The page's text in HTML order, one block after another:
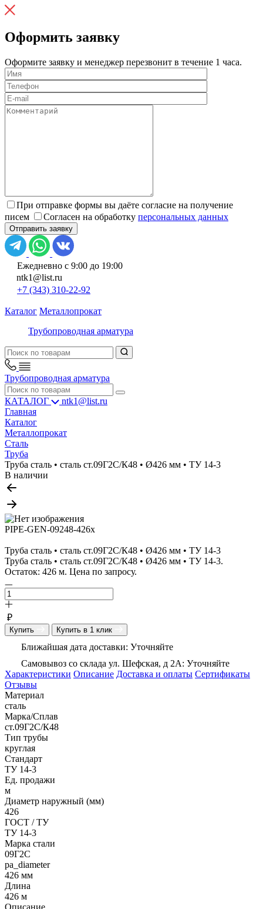
Оформить заявку
Оформите заявку и менеджер перезвонит в течение 1 часа.
При отправке формы вы даёте согласие на получение
писем
Согласен на обработку персональных данных
Ежедневно с 9:00 до 19:00
ntk1@list.ru
+7 (343) 310-22-92
Каталог Металлопрокат
Трубопроводная арматура
Трубопроводная арматура
КАТАЛОГ
ntk1@list.ru
Главная
Каталог
Металлопрокат
Сталь
Труба
Труба сталь • сталь ст.09Г2С/К48 • Ø426 мм • ТУ 14-3
В наличии
PIPE-GEN-09248-426x
Труба сталь • сталь ст.09Г2С/К48 • Ø426 мм • ТУ 14-3
Труба сталь • сталь ст.09Г2С/К48 • Ø426 мм • ТУ 14-3.
Остаток: 426 м. Цена по запросу.
₽
Купить Купить в 1 клик
Ближайшая дата доставки: Уточняйте
Самовывоз со склада ул. Шефская, д 2А: Уточняйте
Характеристики Описание Доставка и оплаты Сертификаты
Отзывы
Материал
сталь
Марка/Сплав
ст.09Г2С/К48
Тип трубы
круглая
Стандарт
ТУ 14-3
Ед. продажи
м
Диаметр наружный (мм)
426
ГОСТ / ТУ
ТУ 14-3
Марка стали
09Г2С
pa_diameter
426 мм
Длина
426 м
Описание